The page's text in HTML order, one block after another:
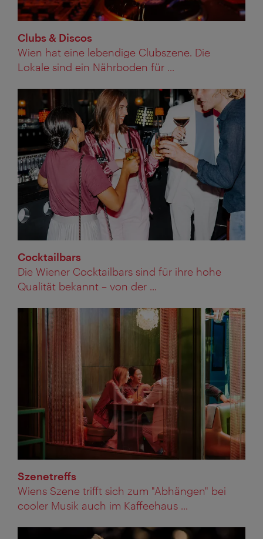
Clubs & Discos
Wien hat eine lebendige Clubszene. Die
Lokale sind ein Nährboden für ...
Cocktailbars
Die Wiener Cocktailbars sind für ihre hohe
Qualität bekannt – von der ...
Szenetreffs
Wiens Szene trifft sich zum "Abhängen" bei
cooler Musik auch im Kaffeehaus ...